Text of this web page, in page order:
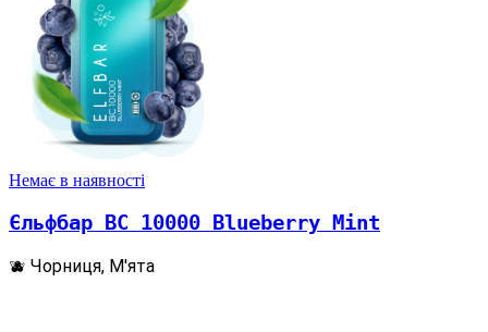
Немає в наявності
Єльфбар BC 10000 Blueberry Mint
🫐 Чорниця, М'ята